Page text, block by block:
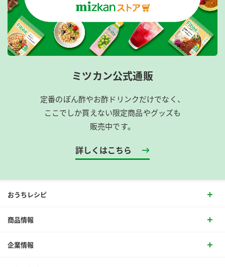
ミツカン公式通販
定番のぽん酢やお酢ドリンクだけでなく、
ここでしか買えない限定商品やグッズも
販売中です。
詳しくはこちら
おうちレシピ
商品情報
企業情報